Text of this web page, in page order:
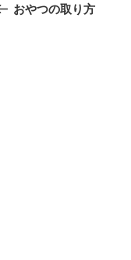
稿
の
おやつの取り方